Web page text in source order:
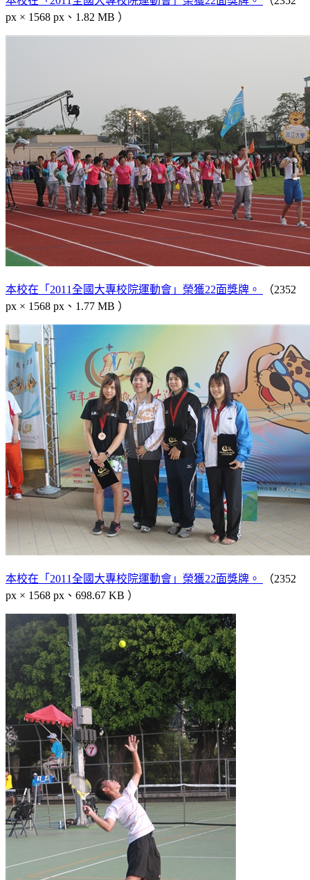
px × 1568 px、1.82 MB ）
本校在「2011全國大專校院運動會」榮獲22面獎牌。
（2352
px × 1568 px、1.77 MB ）
本校在「2011全國大專校院運動會」榮獲22面獎牌。
（2352
px × 1568 px、698.67 KB ）